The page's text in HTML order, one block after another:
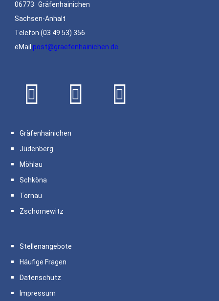
06773 Gräfenhainichen
Sachsen-Anhalt
Telefon (03 49 53) 356
eMail post@graefenhainichen.de
Gräfenhainichen
Jüdenberg
Möhlau
Schköna
Tornau
Zschornewitz
Stellenangebote
Häufige Fragen
Datenschutz
Impressum